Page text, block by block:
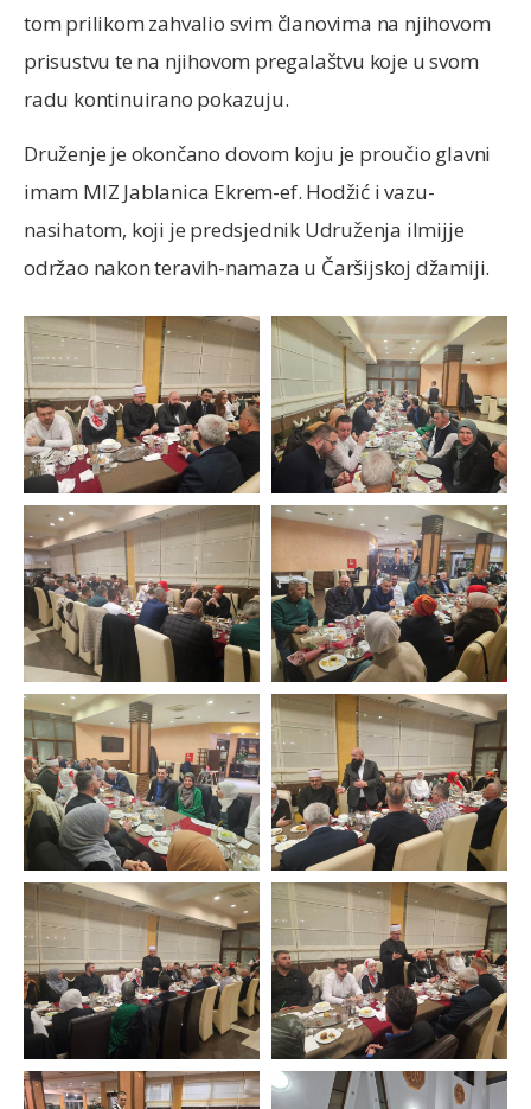
tom prilikom zahvalio svim članovima na njihovom
prisustvu te na njihovom pregalaštvu koje u svom
radu kontinuirano pokazuju.
Druženje je okončano dovom koju je proučio glavni
imam MIZ Jablanica Ekrem-ef. Hodžić i vazu-
nasihatom, koji je predsjednik Udruženja ilmijje
održao nakon teravih-namaza u Čaršijskoj džamiji.